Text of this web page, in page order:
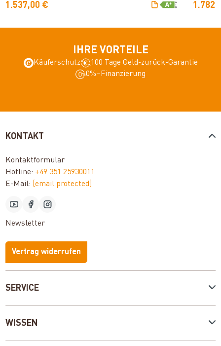
1.537,00 €
IHRE VORTEILE
Käuferschutz
100 Tage Geld-zurück-Garantie
0%–Finanzierung
SERVICE
WISSEN
KONTAKT
Kontaktformular
Hotline: +49 351 25930011
E-Mail: [email protected]
Newsletter
Vertrag widerrufen